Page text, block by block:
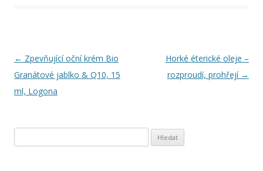
Navigace
pro
příspěvky
← Zpevňující oční krém Bio
Granátové jablko & Q10, 15
ml, Logona
Horké éterické oleje –
rozproudí, prohřejí →
y